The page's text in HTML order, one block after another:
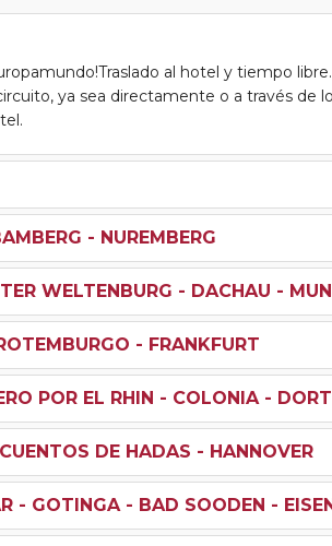
al hotel y tiempo
ya sea directamente o a través de
- NUREMBERG
WELTENBURG - DACHAU -
- FRANKFURT
POR EL RHIN - COLONIA -
DE HADAS - HANNOVER
- GOTINGA - BAD SOODEN -